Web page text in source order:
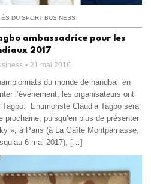
DU SPORT BUSINESS
ambassadrice pour les
2017
21 mai 2016
du monde de handball en
l’événement, les organisateurs ont
L’humoriste Claudia Tagbo sera
prochaine, puisqu’en plus de présenter
», à Paris (à La Gaîté Montparnasse,
6 mai 2017), […]